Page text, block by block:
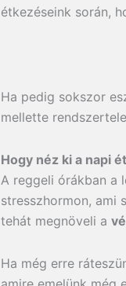
étkezéseink során,
Ha pedig sokszor
mellette
Hogy néz ki a napi
A reggeli órákban a
stresszhormon, ami
tehát megnöveli a
Ha még erre